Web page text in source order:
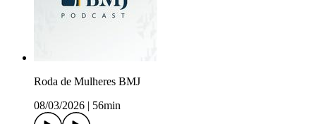
Roda de Mulheres BMJ
08/03/2026
56min